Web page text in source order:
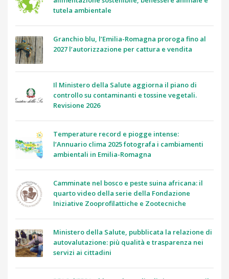
tutela ambientale
Granchio blu, l’Emilia-Romagna proroga fino al
2027 l’autorizzazione per cattura e vendita
Il Ministero della Salute aggiorna il piano di
controllo su contaminanti e tossine vegetali.
Revisione 2026
Temperature record e piogge intense:
l’Annuario clima 2025 fotografa i cambiamenti
ambientali in Emilia-Romagna
Camminate nel bosco e peste suina africana: il
quarto video della serie della Fondazione
Iniziative Zooprofilattiche e Zootecniche
Ministero della Salute, pubblicata la relazione di
autovalutazione: più qualità e trasparenza nei
servizi ai cittadini